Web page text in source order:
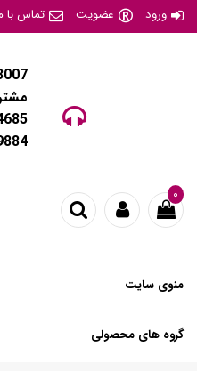
ورود عضویت تماس با
۰
منوی سایت
گروه های محصولی